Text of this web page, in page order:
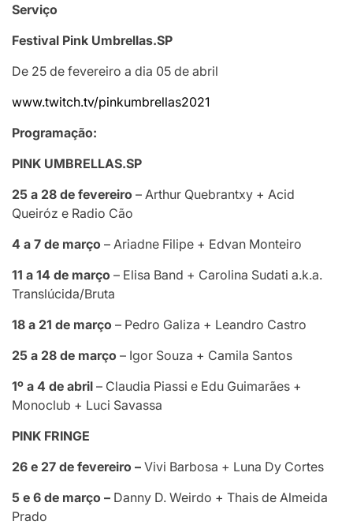
Serviço
Festival Pink Umbrellas.SP
De 25 de fevereiro a dia 05 de abril
www.twitch.tv/pinkumbrellas2021
Programação:
PINK UMBRELLAS.SP
25 a 28 de fevereiro – Arthur Quebrantxy + Acid
Queiróz e Radio Cão
4 a 7 de março – Ariadne Filipe + Edvan Monteiro
11 a 14 de março – Elisa Band + Carolina Sudati a.k.a.
Translúcida/Bruta
18 a 21 de março – Pedro Galiza + Leandro Castro
25 a 28 de março – Igor Souza + Camila Santos
1º a 4 de abril – Claudia Piassi e Edu Guimarães +
Monoclub + Luci Savassa
PINK FRINGE
26 e 27 de fevereiro – Vivi Barbosa + Luna Dy Cortes
5 e 6 de março – Danny D. Weirdo + Thais de Almeida
Prado